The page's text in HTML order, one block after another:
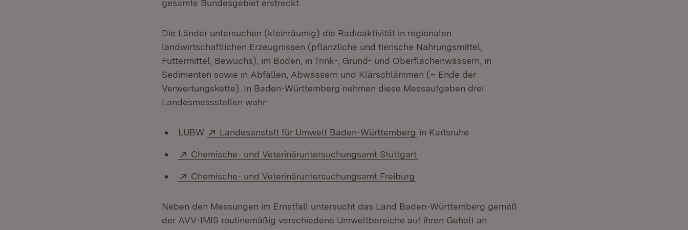
gesamte Bundesgebiet erstreckt.
Die Länder untersuchen (kleinräumig) die Radioaktivität in regionalen
landwirtschaftlichen Erzeugnissen (pflanzliche und tierische Nahrungsmittel,
Futtermittel, Bewuchs), im Boden, in Trink-, Grund- und Oberflächenwässern, in
Sedimenten sowie in Abfällen, Abwässern und Klärschlämmen (= Ende der
Verwertungskette). In Baden-Württemberg nehmen diese Messaufgaben drei
Landesmessstellen wahr:
LUBW Extern:
Landesanstalt für Umwelt Baden-Württemberg (Öffnet in neuem Fenster)
in Karlsruhe
Extern:
Chemische- und Veterinäruntersuchungsamt Stuttgart
Extern:
Chemische- und Veterinäruntersuchungsamt Freiburg
Neben den Messungen im Ernstfall untersucht das Land Baden-Württemberg gemäß
der AVV-IMIS routinemäßig verschiedene Umweltbereiche auf ihren Gehalt an